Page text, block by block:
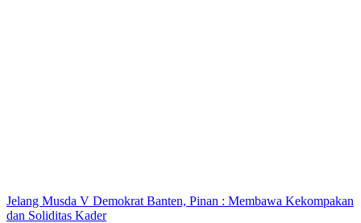
Jelang Musda V Demokrat Banten, Pinan : Membawa Kekompakan
dan Soliditas Kader